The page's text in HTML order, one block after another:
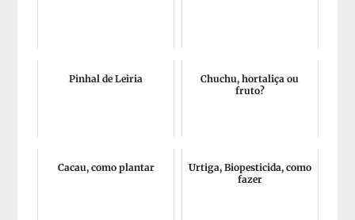
Pinhal de Leiria
Chuchu, hortaliça ou
fruto?
Cacau, como plantar
Urtiga, Biopesticida, como
fazer